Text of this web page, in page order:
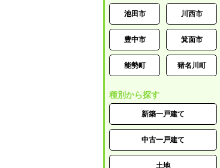
池田市 川西市
豊中市 箕面市
能勢町 猪名川町
種別から探す
新築一戸建て
中古一戸建て
土地